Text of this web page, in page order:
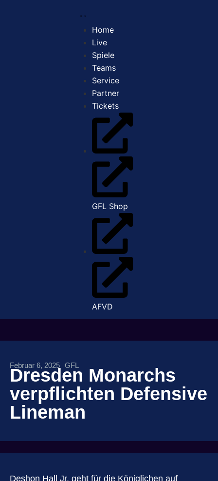
Home
Live
Spiele
Teams
Service
Partner
Tickets
GFL Shop
AFVD
Februar 6, 2025 GFL
Dresden Monarchs
verpflichten Defensive
Lineman
Deshon Hall Jr. geht für die Königlichen auf